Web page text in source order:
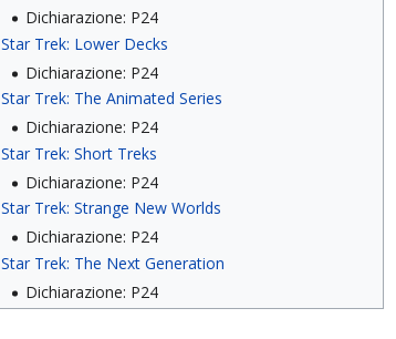
Dichiarazione: P24
Star Trek: Lower Decks
Dichiarazione: P24
Star Trek: The Animated Series
Dichiarazione: P24
Star Trek: Short Treks
Dichiarazione: P24
Star Trek: Strange New Worlds
Dichiarazione: P24
Star Trek: The Next Generation
Dichiarazione: P24